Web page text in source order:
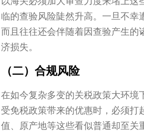
临的查验风险陡然升高。一旦不幸
而且往往还会伴随着因查验产生
济损失。
（二）合规风险
在如今复杂多变的关税政策大环
受免税政策带来的优惠时，必须
值、原产地等这些看似普通却至